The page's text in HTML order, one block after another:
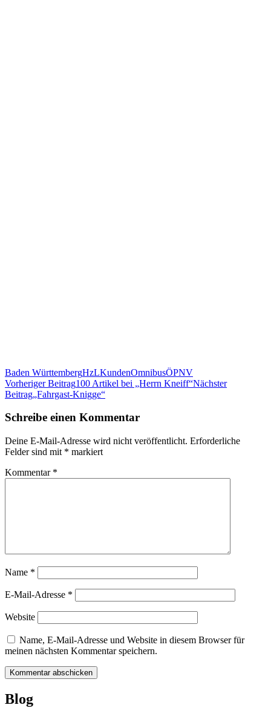
Baden WürttembergHzLKundenOmnibusÖPNV
Beitragsnavigation
Vorheriger Beitrag100 Artikel bei „Herrn Kneiff“Nächster
Beitrag„Fahrgast-Knigge“
Schreibe einen Kommentar
Deine E-Mail-Adresse wird nicht veröffentlicht. Erforderliche
Felder sind mit * markiert
Kommentar *
Name *
E-Mail-Adresse *
Website
Name, E-Mail-Adresse und Website in diesem Browser für
meinen nächsten Kommentar speichern.
Blog